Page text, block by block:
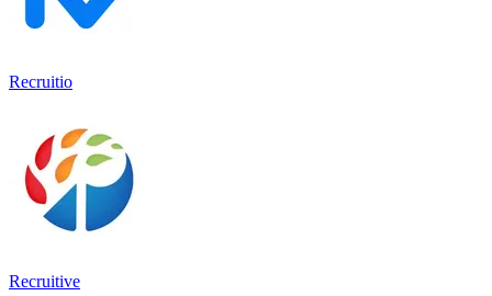
Recruitio
Recruitive